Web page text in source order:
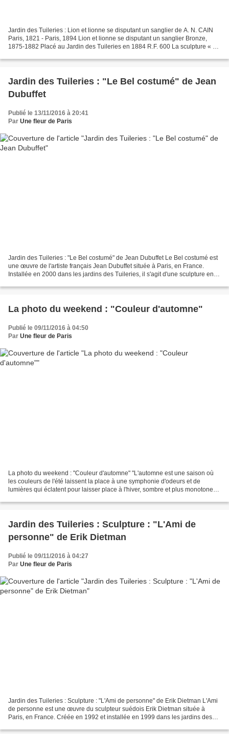
Jardin des Tuileries : Lion et lionne se disputant un sanglier de A. N. CAIN
Paris, 1821 - Paris, 1894 Lion et lionne se disputant un sanglier Bronze,
1875-1882 Placé au Jardin des Tuileries en 1884 R.F. 600 La sculpture « Le
Jardin des Tuileries : "Le Bel costumé" de Jean
Dubuffet
Publié le 13/11/2016 à 20:41
Par Une fleur de Paris
Jardin des Tuileries : "Le Bel costumé" de Jean Dubuffet Le Bel costumé est
une œuvre de l'artiste français Jean Dubuffet située à Paris, en France.
Installée en 2000 dans les jardins des Tuileries, il s'agit d'une sculpture en
La photo du weekend : "Couleur d'automne"
Publié le 09/11/2016 à 04:50
Par Une fleur de Paris
La photo du weekend : "Couleur d'automne" "L'automne est une saison où
les couleurs de l'été laissent la place à une symphonie d'odeurs et de
lumières qui éclatent pour laisser place à l'hiver, sombre et plus monotone"
Jardin des Tuileries : Sculpture : "L'Ami de
personne" de Erik Dietman
Publié le 09/11/2016 à 04:27
Par Une fleur de Paris
Jardin des Tuileries : Sculpture : "L'Ami de personne" de Erik Dietman L'Ami
de personne est une œuvre du sculpteur suédois Erik Dietman située à
Paris, en France. Créée en 1992 et installée en 1999 dans les jardins des